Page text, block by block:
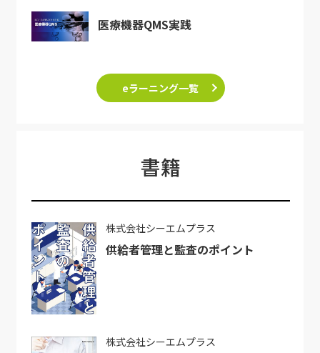
医療機器QMS実践
eラーニング一覧
書籍
株式会社シーエムプラス
供給者管理と監査のポイント
株式会社シーエムプラス